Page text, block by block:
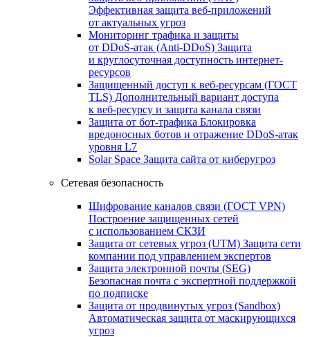
Эффективная защита веб-приложений
от актуальных угроз
Мониторинг трафика и защиты
от DDoS‑атак (Anti‑DDoS) Защита
и круглосуточная доступность интернет-
ресурсов
Защищенный доступ к веб-ресурсам (ГОСТ
TLS) Дополнительный вариант доступа
к веб‑ресурсу и защита канала связи
Защита от бот‑трафика Блокировка
вредоносных ботов и отражение DDoS‑атак
уровня L7
Solar Space Защита сайта от киберугроз
Сетевая безопасность
Шифрование каналов связи (ГОСТ VPN)
Построение защищенных сетей
с использованием СКЗИ
Защита от сетевых угроз (UTM) Защита сети
компании под управлением экспертов
Защита электронной почты (SEG)
Безопасная почта с экспертной поддержкой
по подписке
Защита от продвинутых угроз (Sandbox)
Автоматическая защита от маскирующихся
угроз